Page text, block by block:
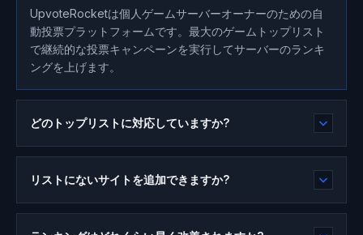
UpvoteRocketは個人ゲームサーバーオーナーのための自
動投票プラットフォームです。最大のゲームトップリスト
で継続的な投票キャンペーンを実行してサーバーのランキ
ングを上げます。
どのトップリストに対応していますか?
リストにないサイトを追加できますか?